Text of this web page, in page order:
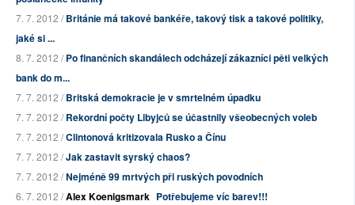
7. 7. 2012 /Británie má takové bankéře, takový tisk a takové politiky,
jaké si ...
8. 7. 2012 /Po finančních skandálech odcházejí zákazníci pěti velkých
bank do m...
7. 7. 2012 /Britská demokracie je v smrtelném úpadku
7. 7. 2012 /Rekordní počty Libyjců se účastnily všeobecných voleb
7. 7. 2012 /Clintonová kritizovala Rusko a Čínu
7. 7. 2012 /Jak zastavit syrský chaos?
7. 7. 2012 /Nejméně 99 mrtvých při ruských povodních
6. 7. 2012 /Alex Koenigsmark Potřebujeme víc barev!!!